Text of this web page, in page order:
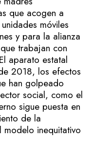
que acogen a
móviles
y para la alianza
trabajan con
aparato estatal
2018, los efectos
han golpeado
social, como el
sigue puesta en
de la
modelo inequitativo